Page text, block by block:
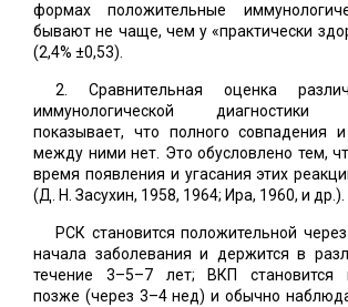
формах положительные
бывают не чаще, чем у «практически
(2,4% ±0,53).
2. Сравнительная оценка
иммунологической диагностики
показывает, что полного совпадения
между ними нет. Это обусловлено тем,
время появления и угасания этих
(Д. Н. Засухин, 1958, 1964; Ира, 1960, и др.).
РСК становится положительной
начала заболевания и держится в
течение 3–5–7 лет; ВКП становится
позже (через 3–4 нед) и обычно